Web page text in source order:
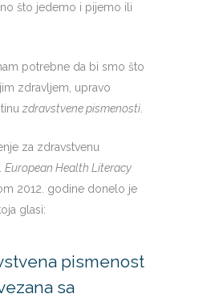
što jedemo i pijemo ili
potrebne da bi smo što
zdravljem, upravo
zdravstvene pismenosti
za zdravstvenu
European Health Literacy
2012. godine donelo je
glasi:
pismenost
sa